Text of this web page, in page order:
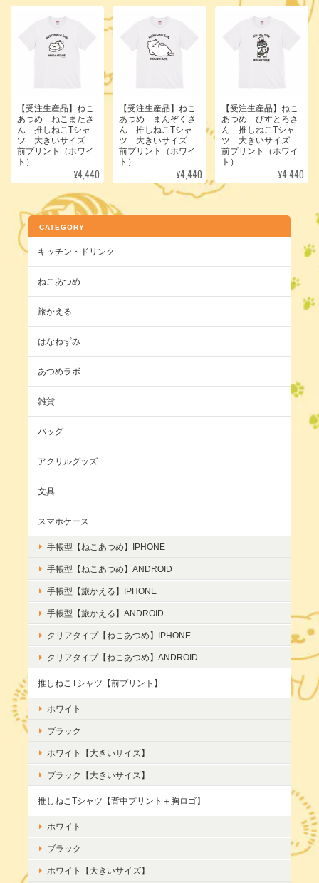
【受注生産品】ねこ
あつめ ねこまたさ
ん 推しねこTシャ
ツ 大きいサイズ
前プリント（ホワイ
ト）
¥4,440
【受注生産品】ねこ
あつめ まんぞくさ
ん 推しねこTシャ
ツ 大きいサイズ
前プリント（ホワイ
ト）
¥4,440
【受注生産品】ねこ
あつめ びすとろさ
ん 推しねこTシャ
ツ 大きいサイズ
前プリント（ホワイ
ト）
¥4,440
CATEGORY
キッチン・ドリンク
ねこあつめ
旅かえる
はなねずみ
あつめラボ
雑貨
バッグ
アクリルグッズ
文具
スマホケース
手帳型【ねこあつめ】IPHONE
手帳型【ねこあつめ】ANDROID
手帳型【旅かえる】IPHONE
手帳型【旅かえる】ANDROID
クリアタイプ【ねこあつめ】IPHONE
クリアタイプ【ねこあつめ】ANDROID
推しねこTシャツ【前プリント】
ホワイト
ブラック
ホワイト【大きいサイズ】
ブラック【大きいサイズ】
推しねこTシャツ【背中プリント＋胸ロゴ】
ホワイト
ブラック
ホワイト【大きいサイズ】